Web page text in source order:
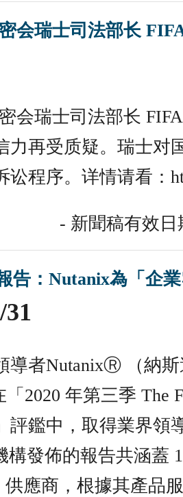
会瑞士司法部长
会瑞士司法部长
力再受质疑。瑞士对
讼程序。详情请看：
- 新聞稿有效日
告：Nutanix為「企
31
導者NutanixⓇ （納
2020 年第三季 The
評鑑中，取得業界領
構發佈的報告共涵蓋
應商，根據其產品